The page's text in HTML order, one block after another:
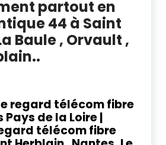
partout en
44 à Saint
Baule , Orvault ,
regard télécom fibre
de la Loire |
télécom fibre